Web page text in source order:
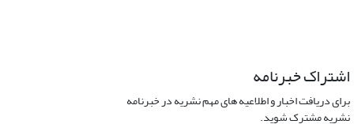
اشتراک خبرنامه
برای دریافت اخبار و اطلاعیه های مهم نشریه در خبرنامه
نشریه مشترک شوید.